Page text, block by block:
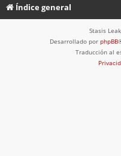
Índice general
Stasis
Desarrollado por phpBB
Traducción al